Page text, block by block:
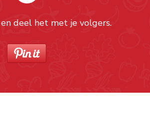
deel het met je volgers.